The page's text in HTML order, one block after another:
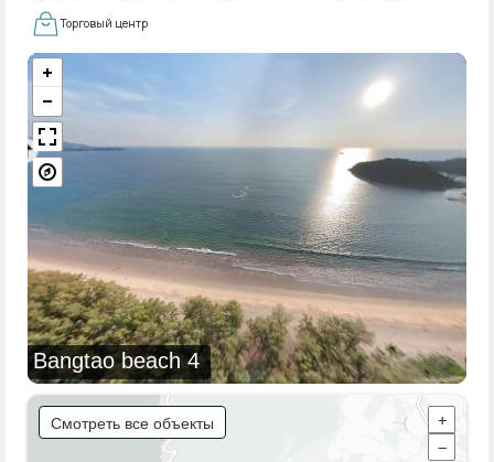
Торговый центр
Bangtao beach 4
Смотреть все объекты
+
−